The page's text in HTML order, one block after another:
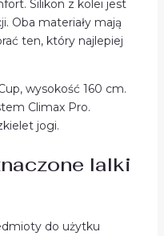
Silikon z kolei jest
Oba materiały mają
ten, który najlepiej
wysokość 160 cm.
Climax Pro.
jogi.
lalki
do użytku